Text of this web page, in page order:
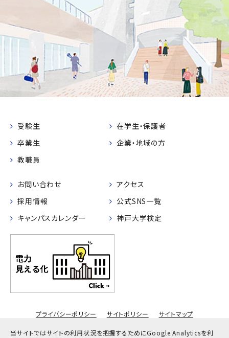
当サイトではサイトの利用状況を把握するためにGoogle Analyticsを利
受験生
在学生・保護者
卒業生
企業・地域の方
教職員
お問い合わせ
アクセス
採用情報
公式SNS一覧
キャンパスカレンダー
神戸大学検定
プライバシーポリシー サイトポリシー サイトマップ
© Kobe University